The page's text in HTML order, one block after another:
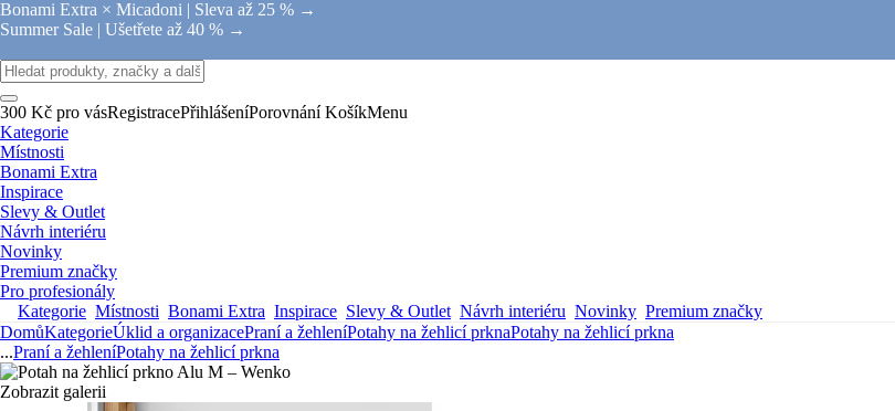
Bonami Extra × Micadoni | Sleva až 25 % →
Summer Sale | Ušetřete až 40 % →
300 Kč pro vásRegistracePřihlášeníPorovnání KošíkMenu
Kategorie
Místnosti
Bonami Extra
Inspirace
Slevy & Outlet
Návrh interiéru
Novinky
Premium značky
Pro profesionály
Kategorie Místnosti Bonami Extra Inspirace Slevy & Outlet Návrh interiéru Novinky Premium značky
DomůKategorieÚklid a organizacePraní a žehleníPotahy na žehlicí prknaPotahy na žehlicí prkna
...Praní a žehleníPotahy na žehlicí prkna
Zobrazit galerii